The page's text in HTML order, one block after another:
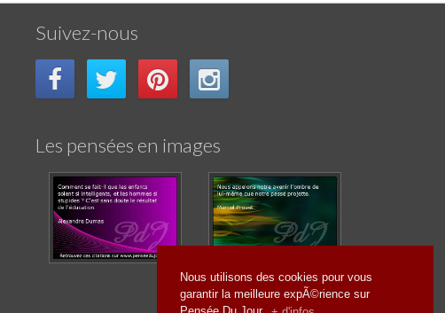
Nous utilisons des cookies pour vous
garantir la meilleure expÃ©rience sur
Suivez-nous
Les pensées en images